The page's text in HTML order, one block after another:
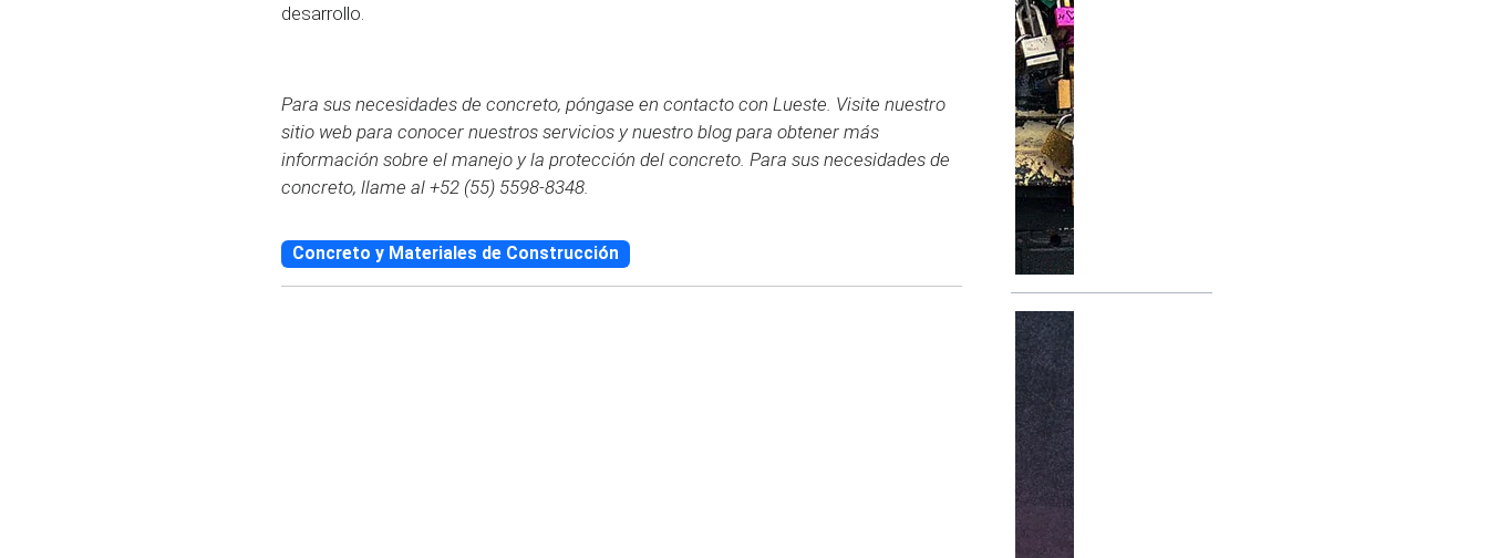
desarrollo.
Para sus necesidades de concreto, póngase en contacto con Lueste. Visite nuestro
sitio web para conocer nuestros servicios y nuestro blog para obtener más
información sobre el manejo y la protección del concreto. Para sus necesidades de
concreto, llame al +52 (55) 5598-8348.
Concreto y Materiales de Construcción